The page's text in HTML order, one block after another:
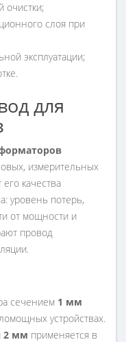
очистки;
слоя при
эксплуатации;
для
измерительных
качества
уровень потерь,
от мощности и
провод
сечением 1 мм
устройствах.
2 мм применяется в